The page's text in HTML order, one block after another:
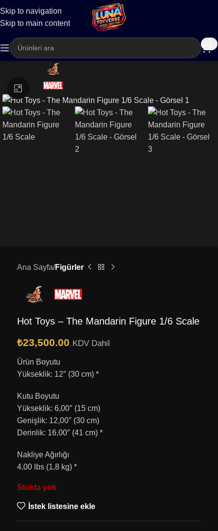
Skip to navigation
Skip to main content
Kargo
Büyütmek için tıklayın
Ana Sayfa Figürler
Hot Toys – The Mandarin Figure 1/6 Scale
₺23,500.00 KDV Dahil
Ürün Boyutu
Yükseklik: 12″ (30 cm) *
Kutu Boyutu
Yükseklik: 6,00″ (15 cm)
Genişlik: 12,00″ (30 cm)
Derinlik: 16,00″ (41 cm) *
Nakliye Ağırlığı
4,00 lbs (1,8 kg) *
Stokta yok
İstek listesine ekle